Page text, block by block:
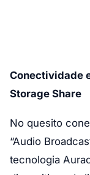
Conectividade
Storage Share
No quesito
“Audio
tecnologia